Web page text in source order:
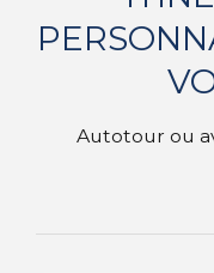
Autotour ou